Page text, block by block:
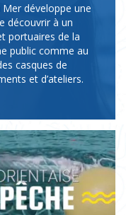
Mer développe une
découvrir à un
portuaires de la
public comme au
casques de
et d’ateliers.